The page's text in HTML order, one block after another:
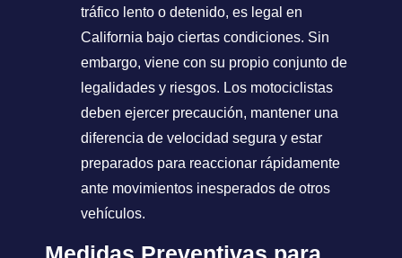
tráfico lento o detenido, es legal en
California bajo ciertas condiciones. Sin
embargo, viene con su propio conjunto de
legalidades y riesgos. Los motociclistas
deben ejercer precaución, mantener una
diferencia de velocidad segura y estar
preparados para reaccionar rápidamente
ante movimientos inesperados de otros
vehículos.